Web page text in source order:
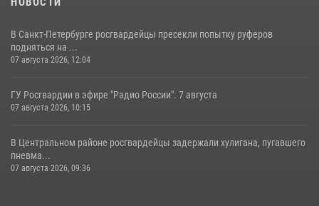
В Санкт-Петербурге росгвардейцы пресекли попытку руферов
подняться на ...
07 августа 2026, 12:04
ГУ Росгвардии в эфире "Радио России". 7 августа
07 августа 2026, 10:15
В Центральном районе росгвардейцы задержали хулигана, пугавшего
пневма...
07 августа 2026, 09:36